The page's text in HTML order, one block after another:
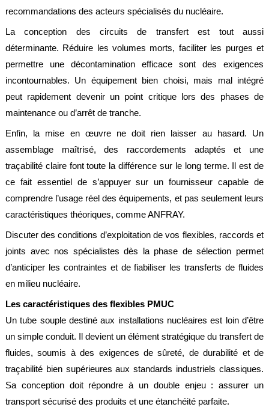
recommandations des acteurs spécialisés du nucléaire.
La conception des circuits de transfert est tout aussi
déterminante. Réduire les volumes morts, faciliter les purges et
permettre une décontamination efficace sont des exigences
incontournables. Un équipement bien choisi, mais mal intégré
peut rapidement devenir un point critique lors des phases de
maintenance ou d’arrêt de tranche.
Enfin, la mise en œuvre ne doit rien laisser au hasard. Un
assemblage maîtrisé, des raccordements adaptés et une
traçabilité claire font toute la différence sur le long terme. Il est de
ce fait essentiel de s’appuyer sur un fournisseur capable de
comprendre l’usage réel des équipements, et pas seulement leurs
caractéristiques théoriques, comme ANFRAY.
Discuter des conditions d’exploitation de vos flexibles, raccords et
joints avec nos spécialistes dès la phase de sélection permet
d’anticiper les contraintes et de fiabiliser les transferts de fluides
en milieu nucléaire.
Les caractéristiques des flexibles PMUC
Un tube souple destiné aux installations nucléaires est loin d’être
un simple conduit. Il devient un élément stratégique du transfert de
fluides, soumis à des exigences de sûreté, de durabilité et de
traçabilité bien supérieures aux standards industriels classiques.
Sa conception doit répondre à un double enjeu : assurer un
transport sécurisé des produits et une étanchéité parfaite.